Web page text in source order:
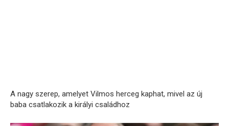
A nagy szerep, amelyet Vilmos herceg kaphat, mivel az új
baba csatlakozik a királyi családhoz